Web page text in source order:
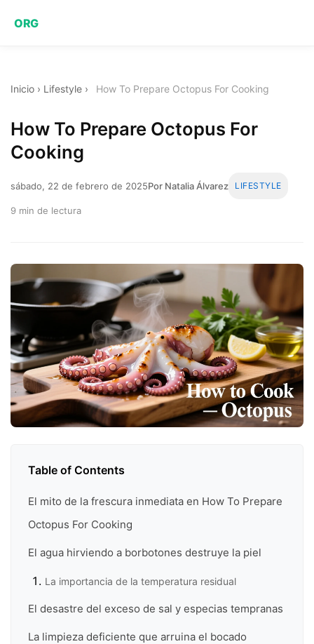
ORG
Inicio › Lifestyle › How To Prepare Octopus For Cooking
How To Prepare Octopus For
Cooking
sábado, 22 de febrero de 2025Por Natalia Álvarez LIFESTYLE
9 min de lectura
Table of Contents
El mito de la frescura inmediata en How To Prepare
Octopus For Cooking
El agua hirviendo a borbotones destruye la piel
La importancia de la temperatura residual
El desastre del exceso de sal y especias tempranas
La limpieza deficiente que arruina el bocado